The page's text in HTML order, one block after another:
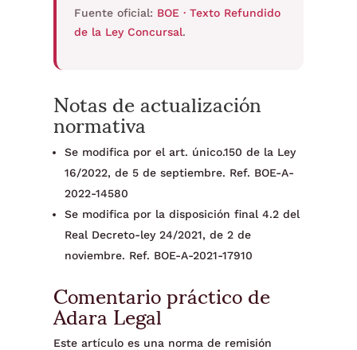
Fuente oficial: BOE · Texto Refundido
de la Ley Concursal.
Notas de actualización
normativa
Se modifica por el art. único.150 de la Ley
16/2022, de 5 de septiembre. Ref. BOE-A-
2022-14580
Se modifica por la disposición final 4.2 del
Real Decreto-ley 24/2021, de 2 de
noviembre. Ref. BOE-A-2021-17910
Comentario práctico de
Adara Legal
Este artículo es una norma de remisión